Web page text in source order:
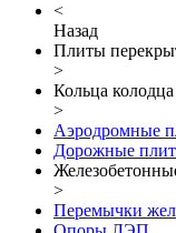
<
Назад
Плиты
>
Кольца колодца
>
Аэродромные
Дорожные
>
Перемычки